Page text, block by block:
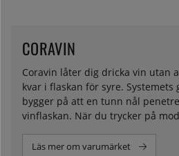
Coravin låter dig dricka vin utan
kvar i flaskan för syre. Systemets
bygger på att en tunn nål
vinflaskan. När du trycker på
med andra ämnen - i flaskan.
CORAVIN
Läs mer om varumärket